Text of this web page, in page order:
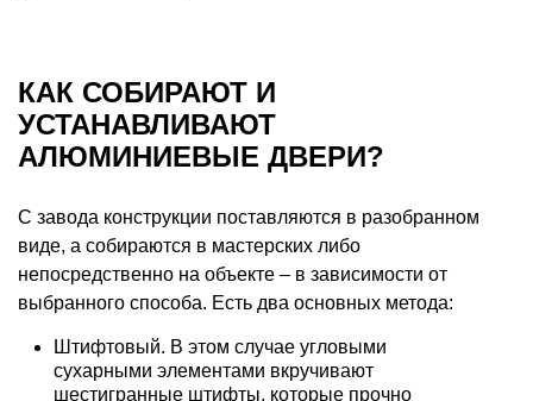
КАК СОБИРАЮТ И
УСТАНАВЛИВАЮТ
АЛЮМИНИЕВЫЕ ДВЕРИ?
С завода конструкции поставляются в разобранном
виде, а собираются в мастерских либо
непосредственно на объекте – в зависимости от
выбранного способа. Есть два основных метода:
Штифтовый. В этом случае угловыми
сухарными элементами вкручивают
шестигранные штифты, которые прочно